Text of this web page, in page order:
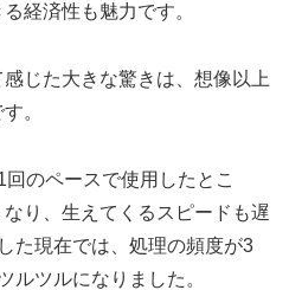
経済性も魅力です。
じた大きな驚きは、想像以上
。
のペースで使用したとこ
り、生えてくるスピードも遅
た現在では、処理の頻度が3
ルツルになりました。